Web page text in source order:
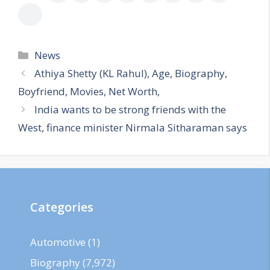
Categories
News
Athiya Shetty (KL Rahul), Age, Biography,
Boyfriend, Movies, Net Worth,
India wants to be strong friends with the
West, finance minister Nirmala Sitharaman says
Categories
Automotive (1)
Biography (7,972)